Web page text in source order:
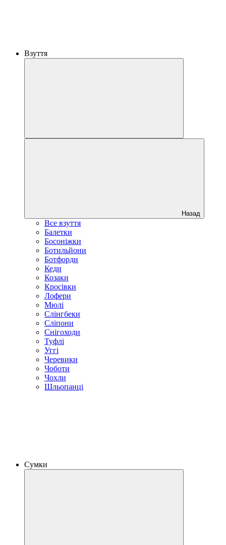
Взуття
Назад
Все взуття
Балетки
Босоніжки
Ботильйони
Ботфорди
Кеди
Козаки
Кросівки
Лофери
Мюлі
Слінгбеки
Сліпони
Снігоходи
Туфлі
Уггі
Черевики
Чоботи
Чохли
Шльопанці
Сумки